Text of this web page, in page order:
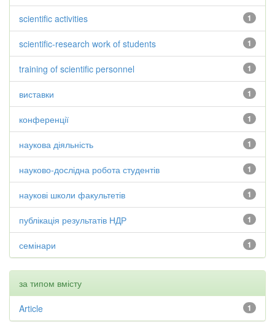
1
scientific activities
1
scientific-research work of students
1
training of scientific personnel
1
виставки
1
конференції
1
наукова діяльність
1
науково-дослідна робота студентів
1
наукові школи факультетів
1
публікація результатів НДР
1
семінари
за типом вмісту
1
Article